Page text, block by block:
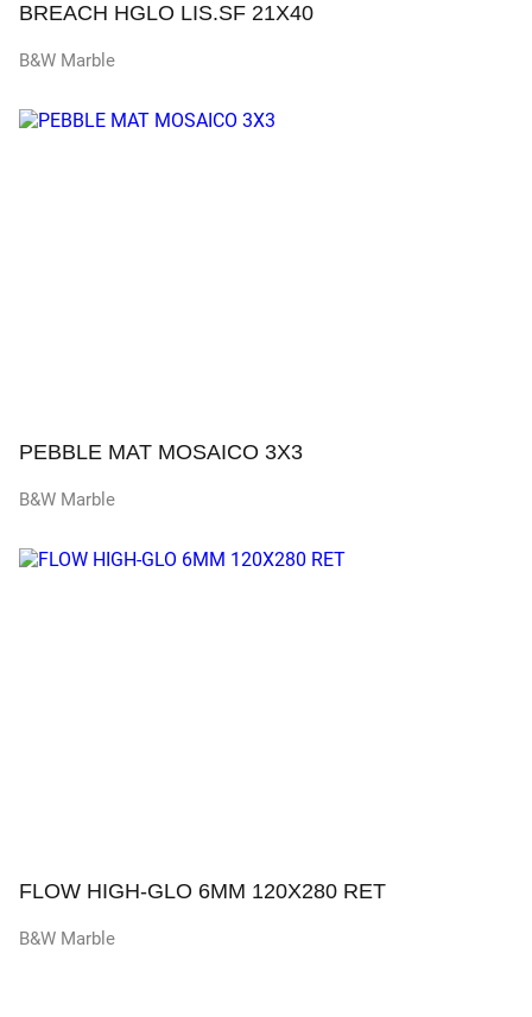
BREACH HGLO LIS.SF 21X40
B&W Marble
PEBBLE MAT MOSAICO 3X3
B&W Marble
FLOW HIGH-GLO 6MM 120X280 RET
B&W Marble